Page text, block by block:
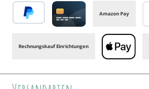
Amazon Pay
Rechnungskauf Einrichtungen